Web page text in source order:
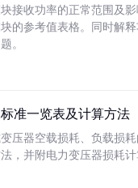
接收功率的正常范围及
的参考值表格。同时解
。
准一览表及计算方法
压器空载损耗、负载损
，并附电力变压器损耗